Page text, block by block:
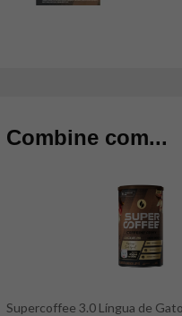
Combine com...
Supercoffee 3.0 Língua de